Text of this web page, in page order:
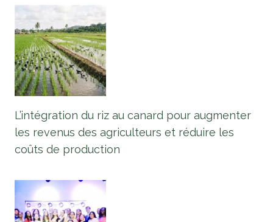
L’intégration du riz au canard pour augmenter
les revenus des agriculteurs et réduire les
coûts de production